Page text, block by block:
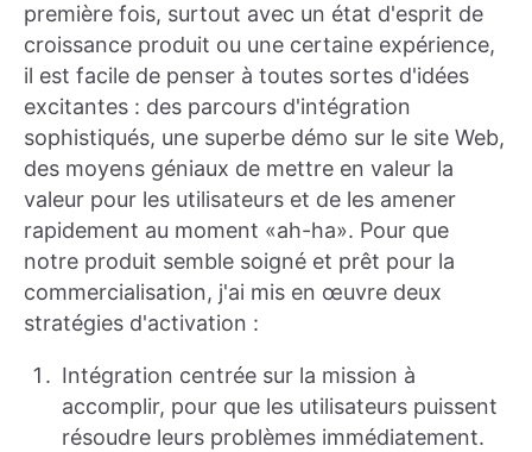
première fois, surtout avec un état d'esprit de
croissance produit ou une certaine expérience,
il est facile de penser à toutes sortes d'idées
excitantes : des parcours d'intégration
sophistiqués, une superbe démo sur le site Web,
des moyens géniaux de mettre en valeur la
valeur pour les utilisateurs et de les amener
rapidement au moment «ah-ha». Pour que
notre produit semble soigné et prêt pour la
commercialisation, j'ai mis en œuvre deux
stratégies d'activation :
Intégration centrée sur la mission à
accomplir, pour que les utilisateurs puissent
résoudre leurs problèmes immédiatement.